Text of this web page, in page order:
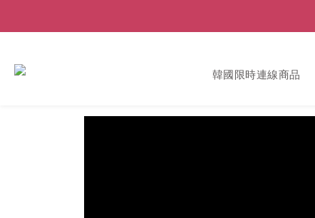
韓國限時連線商品